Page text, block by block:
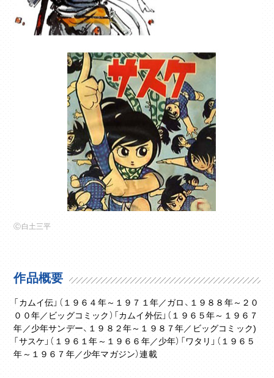
Ⓒ白土三平
作品概要
「カムイ伝」（１９６４年～１９７１年／ガロ、１９８８年～２０
００年／ビッグコミック）「カムイ外伝」（１９６５年～１９６７
年／少年サンデー、１９８２年～１９８７年／ビッグコミック)
「サスケ」（１９６１年～１９６６年／少年）「ワタリ」（１９６５
年～１９６７年／少年マガジン）連載